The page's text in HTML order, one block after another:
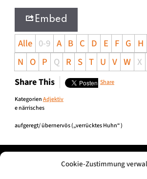
Cookie-Zustimmung
Embed
Alle 0-9 A B C D E F G H
N O P Q R S T U V W X
Share This Share
KategorienAdjektiv
e närrisches
aufgeregt/ übernervös („verrücktes Huhn“ )
Impressum